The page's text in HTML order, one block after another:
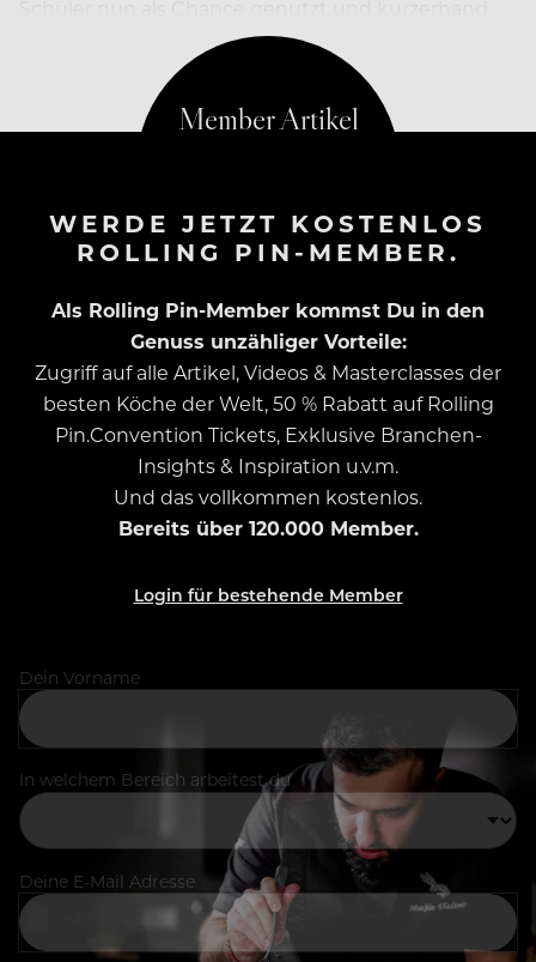
ihr eigenes Pop-up-Lokal gegründet.
WERDE JETZT KOSTENLOS
ROLLING PIN-MEMBER.
Als Rolling Pin-Member kommst Du in den
Genuss unzähliger Vorteile:
Zugriff auf alle Artikel, Videos & Masterclasses der
besten Köche der Welt, 50 % Rabatt auf Rolling
Pin.Convention Tickets, Exklusive Branchen-
Insights & Inspiration u.v.m.
Und das vollkommen kostenlos.
Bereits über 120.000 Member.
Login für bestehende Member
Dein Vorname
In welchem Bereich arbeitest du
Deine E-Mail Adresse